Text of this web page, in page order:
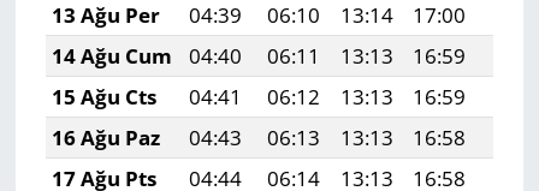
13 Ağu Per
04:39 06:10 13:14 17:00
14 Ağu Cum
04:40 06:11 13:13 16:59
15 Ağu Cts
04:41 06:12 13:13 16:59
16 Ağu Paz
04:43 06:13 13:13 16:58
17 Ağu Pts
04:44 06:14 13:13 16:58